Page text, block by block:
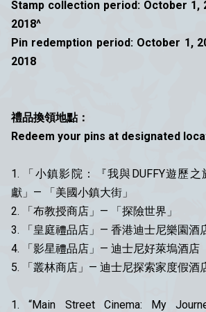
Stamp collection period: October 1,
2018^
Pin redemption period: October 1,
2018
禮品換領地點：
Redeem your pins at designated
1. 「小鎮影院：『我與DUFFY遊歷
獻」— 「美國小鎮大街」
2. 「布教授商店」— 「探險世界」
3. 「皇庭禮品店」— 香港迪士尼樂園酒
4. 「影星禮品店」— 迪士尼好萊塢酒店
5. 「叢林商店」— 迪士尼探索家度假酒
1. “Main Street Cinema: My